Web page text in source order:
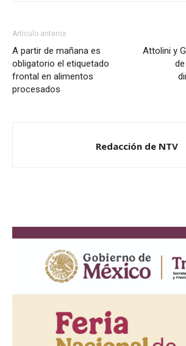
Artículo anterior
A partir de mañana es
obligatorio el etiquetado
frontal en alimentos
procesados
Attolini y
Redacción de NTV